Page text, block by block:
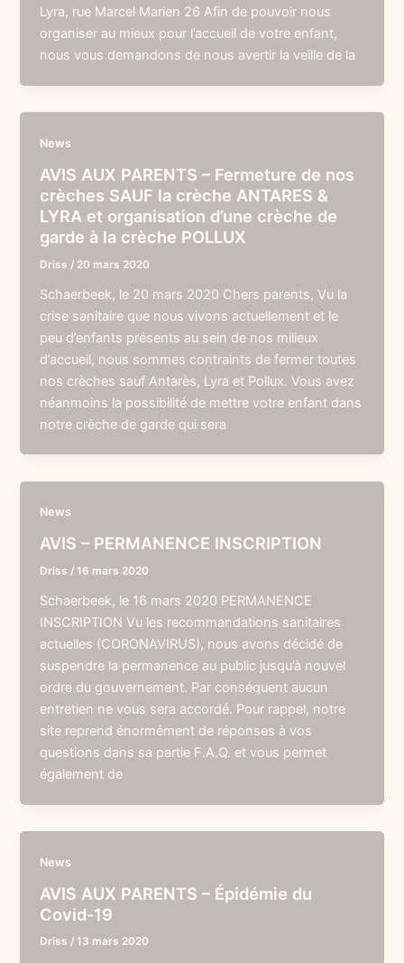
Lyra, rue Marcel Marien 26 Afin de pouvoir nous
organiser au mieux pour l’accueil de votre enfant,
nous vous demandons de nous avertir la veille de la
News
AVIS AUX PARENTS – Fermeture de nos
crèches SAUF la crèche ANTARES &
LYRA et organisation d’une crèche de
garde à la crèche POLLUX
Driss / 20 mars 2020
Schaerbeek, le 20 mars 2020 Chers parents, Vu la
crise sanitaire que nous vivons actuellement et le
peu d’enfants présents au sein de nos milieux
d’accueil, nous sommes contraints de fermer toutes
nos crèches sauf Antarès, Lyra et Pollux. Vous avez
néanmoins la possibilité de mettre votre enfant dans
notre crèche de garde qui sera
News
AVIS – PERMANENCE INSCRIPTION
Driss /16 mars 2020
Schaerbeek, le 16 mars 2020 PERMANENCE
INSCRIPTION Vu les recommandations sanitaires
actuelles (CORONAVIRUS), nous avons décidé de
suspendre la permanence au public jusqu’à nouvel
ordre du gouvernement. Par conséquent aucun
entretien ne vous sera accordé. Pour rappel, notre
site reprend énormément de réponses à vos
questions dans sa partie F.A.Q. et vous permet
également de
News
AVIS AUX PARENTS – Épidémie du
Covid-19
Driss /13 mars 2020